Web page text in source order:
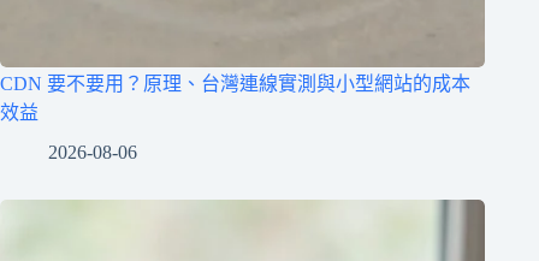
CDN 要不要用？原理、台灣連線實測與小型網站的成本
效益
2026-08-06